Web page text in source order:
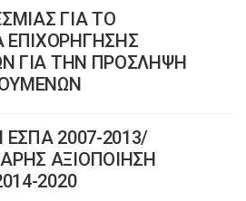
ΓΙΑ ΤΟ
ΓΙΑ ΤΗΝ ΠΡΟΣΛΗΨΗ
2007-2013/
ΑΞΙΟΠΟΙΗΣΗ
2020